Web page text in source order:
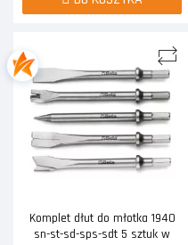
Komplet dłut do młotka 1940
sn-st-sd-sps-sdt 5 sztuk w